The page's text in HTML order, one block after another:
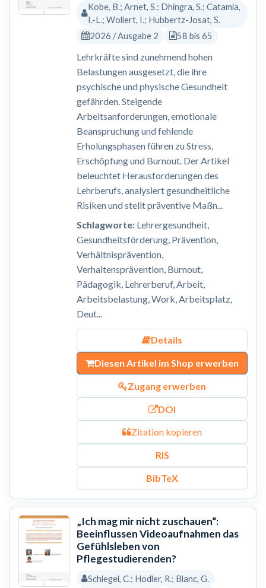
Kobe, B.; Arnet, S.; Dhingra, S.; Catamia,
I.-L.; Wollert, I.; Hubbertz-Josat, S.
2026 / Ausgabe 2
58 bis 65
Lehrkräfte sind zunehmend hohen
Belastungen ausgesetzt, die ihre
psychische und physische Gesundheit
gefährden. Steigende
Arbeitsanforderungen, emotionale
Beanspruchung und fehlende
Erholungsphasen führen zu Stress,
Erschöpfung und Burnout. Der Artikel
beleuchtet Herausforderungen des
Lehrberufs, analysiert gesundheitliche
Risiken und stellt präventive Maßn...
Schlagworte:Lehrergesundheit,
Gesundheitsförderung, Prävention,
Verhältnisprävention,
Verhaltensprävention, Burnout,
Pädagogik, Lehrerberuf, Arbeit,
Arbeitsbelastung, Work, Arbeitsplatz,
Deut...
Details
Diesen Artikel im Shop erwerben
Zugang erwerben
DOI
Zitation kopieren
RIS
BibTeX
„Ich mag mir nicht zuschauen“:
Beeinflussen Videoaufnahmen das
Gefühlsleben von
Pflegestudierenden?
Schlegel, C.; Hodler, R.; Blanc, G.